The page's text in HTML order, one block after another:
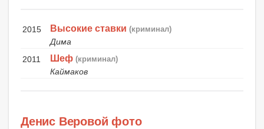
2015 Высокие ставки (криминал)
Дима
2011
Шеф (криминал)
Каймаков
Денис Веровой фото